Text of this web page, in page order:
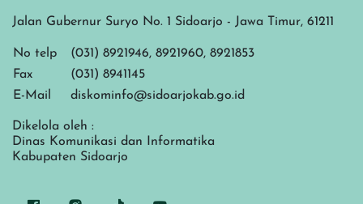
Jalan Gubernur Suryo No. 1 Sidoarjo - Jawa Timur, 61211
No telp
(031) 8921946, 8921960, 8921853
Fax
(031) 8941145
E-Mail
diskominfo@sidoarjokab.go.id
Dikelola oleh :
Dinas Komunikasi dan Informatika
Kabupaten Sidoarjo